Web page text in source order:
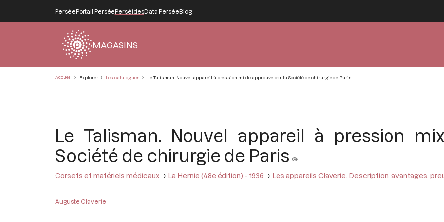
PerséePortail PerséePerséidesData PerséeBlog
MAGASINS
Accueil Explorer Les catalogues Le Talisman. Nouvel appareil à pression mixte approuvé par la Société de chirurgie de Paris
Le Talisman. Nouvel appareil à pression
Société de chirurgie de Paris
Corsets et matériels médicaux La Hernie (48e édition) - 1936 Les appareils Claverie. Description, avantages,
Auguste Claverie